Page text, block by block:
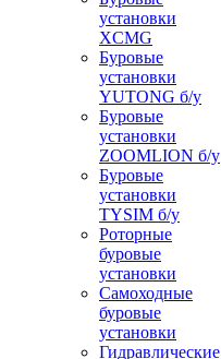
установки
XCMG
Буровые
установки
YUTONG б/у
Буровые
установки
ZOOMLION б/у
Буровые
установки
TYSIM б/у
Роторные
буровые
установки
Самоходные
буровые
установки
Гидравлические